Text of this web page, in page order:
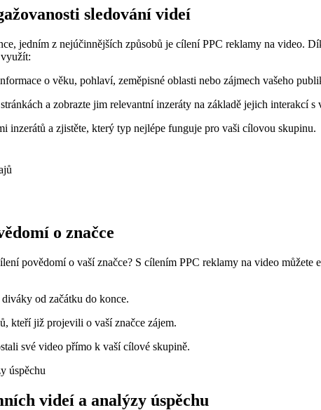
sledování videí
jedním z nejúčinnějších způsobů je cílení PPC reklamy na video.
o věku, pohlaví, zeměpisné oblasti nebo zájmech vašeho
a zobrazte jim relevantní inzeráty na základě jejich interakcí s
inzerátů a zjistěte, který typ nejlépe funguje pro vaši cílovou skupinu.
o značce
povědomí o vaší značce? S cílením PPC reklamy na video
od začátku do konce.
kteří již projevili o vaší značce zájem.
své video přímo k vaší cílové skupině.
videí a analýzy úspěchu